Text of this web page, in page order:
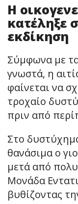
Η
κατέληξε
εκδίκηση
Σύμφωνα με
γνωστά, η
φαίνεται να
τροχαίο
πριν από
Στο
θανάσιμα ο
μετά από
Μονάδα
βυθίζοντας